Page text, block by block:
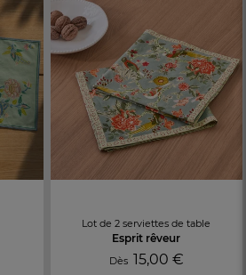
Lot de 2 serviettes de table
Esprit rêveur
Dès 15,00 €